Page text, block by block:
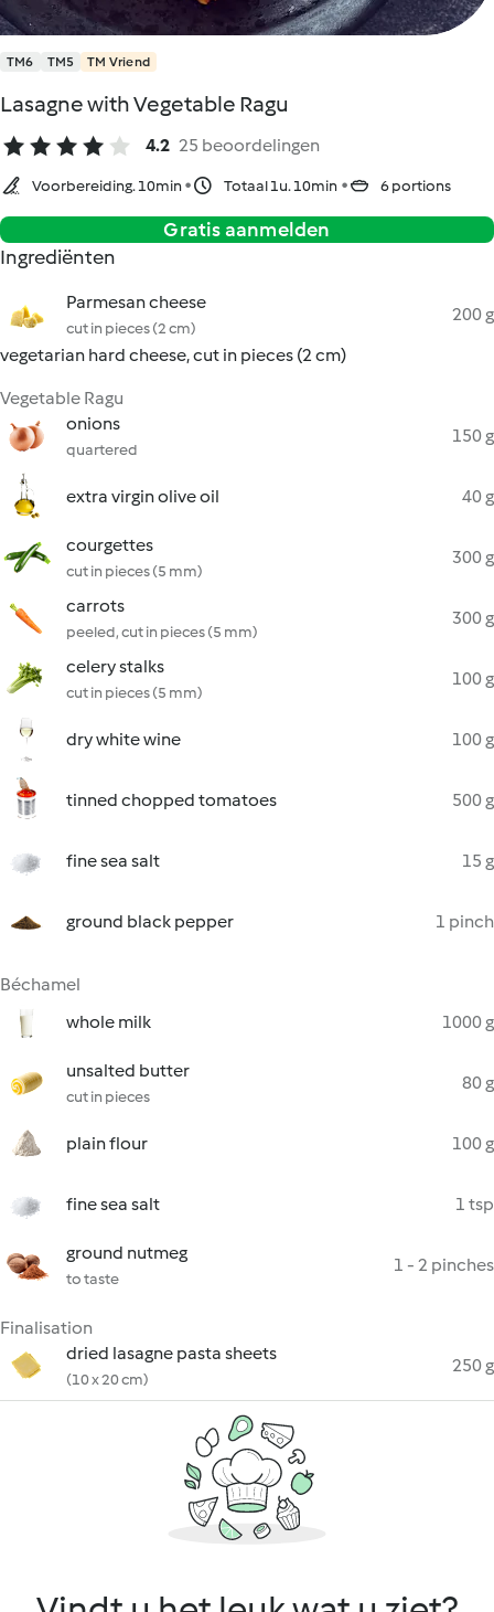
TM6 TM5 TM Vriend
Lasagne with Vegetable Ragu
4.2 25 beoordelingen
Voorbereiding. 10min Totaal 1u. 10min 6 portions
Gratis aanmelden
Ingrediënten
Parmesan cheese
cut in pieces (2 cm)
200 g
vegetarian hard cheese, cut in pieces (2 cm)
Vegetable Ragu
onions
quartered
150 g
extra virgin olive oil 40 g
courgettes
cut in pieces (5 mm)
300 g
carrots
peeled, cut in pieces (5 mm)
300 g
celery stalks
cut in pieces (5 mm)
100 g
dry white wine 100 g
tinned chopped tomatoes 500 g
fine sea salt 15 g
ground black pepper 1 pinch
Béchamel
whole milk
1000 g
unsalted butter
cut in pieces
80 g
plain flour 100 g
fine sea salt 1 tsp
ground nutmeg
to taste
1 - 2 pinches
Finalisation
dried lasagne pasta sheets
(10 x 20 cm)
250 g